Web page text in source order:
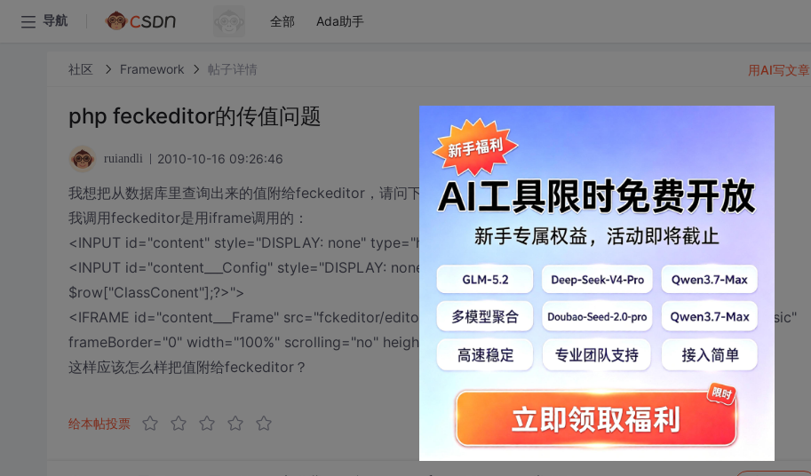
导航 全部 Ada助手
社区 Framework 帖子详情
php feckeditor的传值问题
ruiandli 2010-10-16 09:26:46
我想把从数据库里查询出来的值附给feckeditor，请问下应该怎么做呢？
我调用feckeditor是用iframe调用的：
<INPUT id="content" style="DISPLAY: none" type="hidden" name="welefen" >
<INPUT id="content___Config" style="DISPLAY: none" type="hidden" value="<?php echo
$row["ClassConent"];?>">
<IFRAME id="content___Frame" src="fckeditor/editor/fckeditor.html?InstanceName=welefen&Toolbar=Basic"
frameBorder="0" width="100%" scrolling="no" height="470"> </IFRAME>
这样应该怎么样把值附给feckeditor？
给本帖投票
用AI写文章